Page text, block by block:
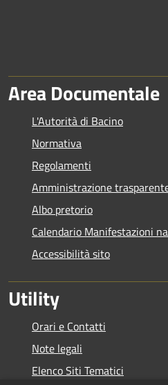
Area Documentale
L'Autorità di Bacino
Normativa
Regolamenti
Amministrazione
Albo pretorio
Calendario Manifestazioni
Accessibilità sito
Utility
Orari e Contatti
Note legali
Elenco Siti Tematici